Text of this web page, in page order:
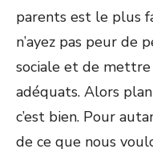
parents est le plus
n’ayez pas peur de
sociale et de
adéquats. Alors
c’est bien. Pour
de ce que nous